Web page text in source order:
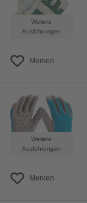
Weitere
Ausführungen
Merken
Weitere
Ausführungen
Merken